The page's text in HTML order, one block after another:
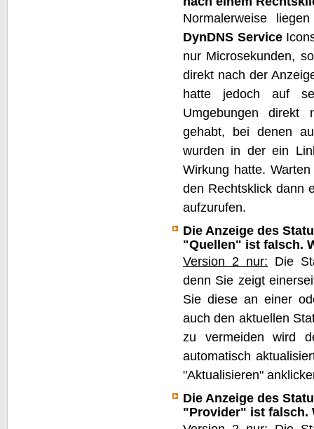
Normalerweise
DynDNS Service
nur Microsekunden,
direkt nach der
hatte jedoch auf
Umgebungen direkt
gehabt, bei denen
wurden in der ein
Wirkung hatte.
den Rechtsklick dann
aufzurufen.
Die Anzeige des
"Quellen" ist falsch.
Version 2 nur: Die
denn Sie zeigt
Sie diese an einer
auch den aktuellen
zu vermeiden wird
automatisch
"Aktualisieren"
Die Anzeige des
"Provider" ist falsch.